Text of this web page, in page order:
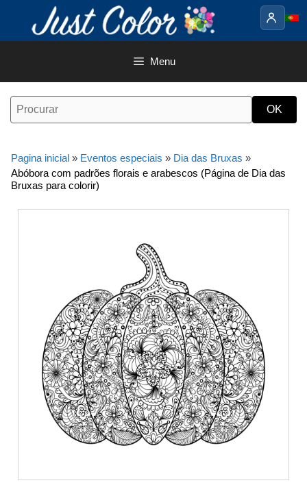
o
Menu
Pagina inicial » Eventos especiais » Dia das Bruxas »
Abóbora com padrões florais e arabescos (Página de Dia das
Bruxas para colorir)